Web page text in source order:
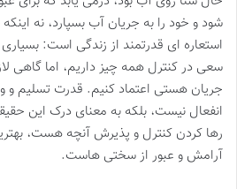
شود و خود را به جریان آب بسپارد، نه
استعاره ای قدرتمند از زندگی است: بسیاری
سعی در کنترل همه چیز داریم، اما گاهی
جریان هستی اعتماد کنیم. قدرت تسلیم و
انفعال نیست، بلکه به معنای درک این
رها کردن کنترل و پذیرش آنچه هست،
آرامش و عبور از سختی هاست.